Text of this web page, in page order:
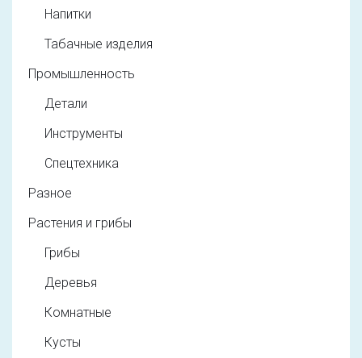
Напитки
Табачные изделия
Промышленность
Детали
Инструменты
Спецтехника
Разное
Растения и грибы
Грибы
Деревья
Комнатные
Кусты